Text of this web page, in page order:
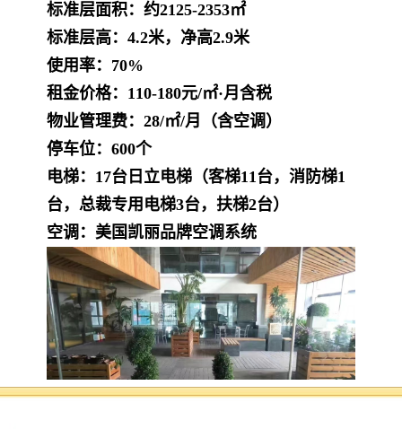
标准层面积：约2125-2353㎡
标准层高：4.2米，净高2.9米
使用率：70%
租金价格：110-180元/㎡·月含税
物业管理费：28/㎡/月（含空调）
停车位：600个
电梯：17台日立电梯（客梯11台，消防梯1
台，总裁专用电梯3台，扶梯2台）
空调：美国凯丽品牌空调系统